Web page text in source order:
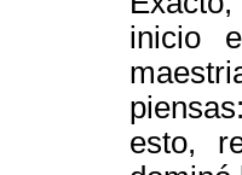
inicio
esto,